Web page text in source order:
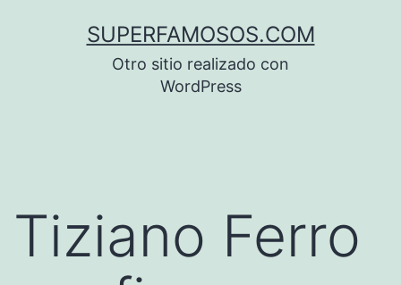
SUPERFAMOSOS.COM
Otro sitio realizado con
WordPress
Tiziano Ferro